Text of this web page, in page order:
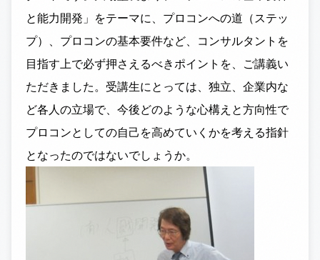
と能力開発」をテーマに、プロコンへの道（ステッ
プ）、プロコンの基本要件など、コンサルタントを
目指す上で必ず押さえるべきポイントを、ご講義い
ただきました。受講生にとっては、独立、企業内な
ど各人の立場で、今後どのような心構えと方向性で
プロコンとしての自己を高めていくかを考える指針
となったのではないでしょうか。